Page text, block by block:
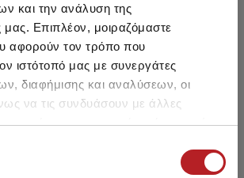
και την ανάλυση της
μας. Επιπλέον, μοιραζόμαστε
αφορούν τον τρόπο που
ιστότοπό μας με συνεργάτες
διαφήμισης και αναλύσεων, οι
να τις συνδυάσουν με άλλες
τους έχετε παραχωρήσει ή τις οποίες
Long
w/
Modal
€